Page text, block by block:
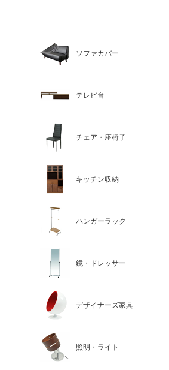
ソファカバー
テレビ台
チェア・座椅子
キッチン収納
ハンガーラック
鏡・ドレッサー
デザイナーズ家具
照明・ライト